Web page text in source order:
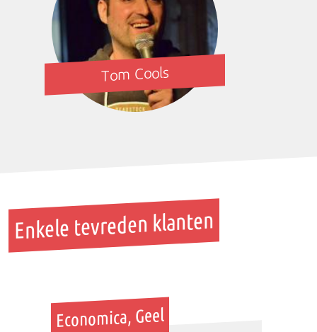
Tom Cools
Enkele tevreden klanten
Economica, Geel